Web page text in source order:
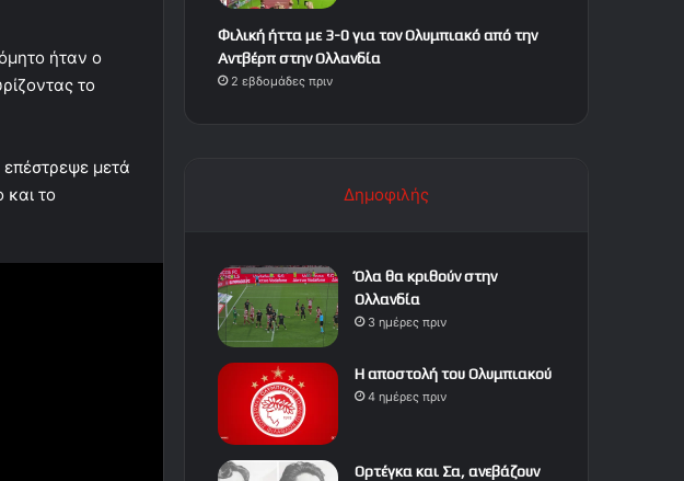
ήταν ο
το
μετά
το
Φιλική ήττα με 3-0 για τον Ολυμπιακό από την
Αντβέρπ στην Ολλανδία
2 εβδομάδες πριν
Δημοφιλής
Όλα θα κριθούν στην
Ολλανδία
3 ημέρες πριν
Η αποστολή του Ολυμπιακού
4 ημέρες πριν
Ορτέγκα και Σα, ανεβάζουν